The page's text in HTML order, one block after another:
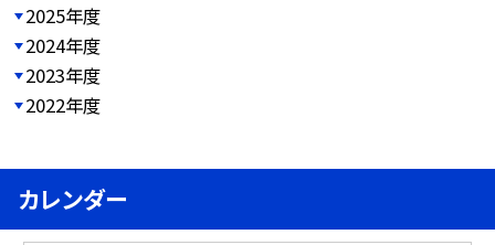
2025年度
2024年度
2023年度
2022年度
カレンダー